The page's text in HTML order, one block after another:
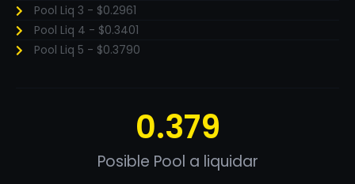
Pool Liq 3 - $0.2961
Pool Liq 4 - $0.3401
Pool Liq 5 - $0.3790
Posible Pool a liquidar
0.379